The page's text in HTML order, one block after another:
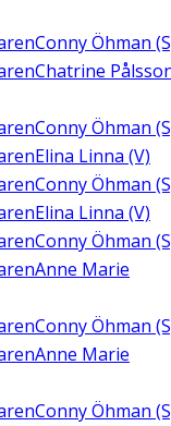
Conny Öhman
Chatrine
Conny Öhman
Elina Linna (V)
Conny Öhman
Elina Linna (V)
Conny Öhman
Anne Marie
Conny Öhman
Anne Marie
Conny Öhman